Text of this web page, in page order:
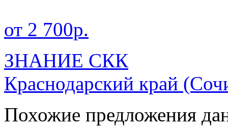
от 2 700р.
ЗНАНИЕ СКК
Краснодарский край
Похожие предложения